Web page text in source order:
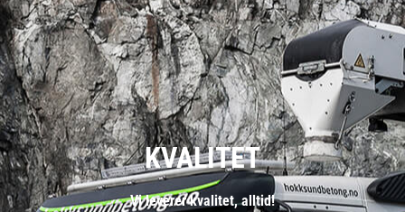
KVALITET
Vi leverer kvalitet, alltid!